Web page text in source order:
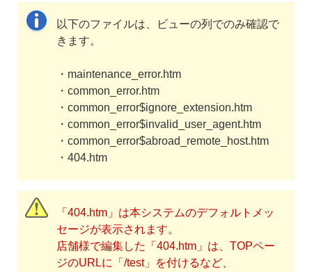
以下のファイルは、ビューの列でのみ確認で
きます。
・maintenance_error.htm
・common_error.htm
・common_error$ignore_extension.htm
・common_error$invalid_user_agent.htm
・common_error$abroad_remote_host.htm
・404.htm
「404.htm」は本システムのデフォルトメッ
セージが表示されます。
店舗様で編集した「404.htm」は、TOPペー
ジのURLに「/test」を付けるなど、